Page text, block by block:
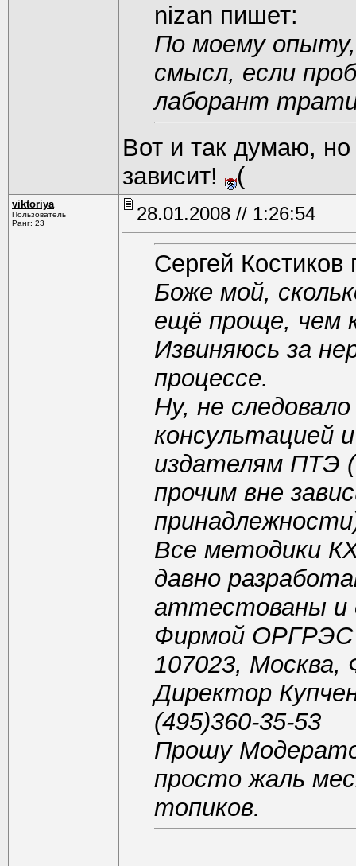
nizan пишет:
По моему
смысл, если
лаборант
Вот и так думаю,
зависит!
(
viktoriya
Пользователь
Ранг: 23
28.01.2008 // 1:26:54
Сергей Костиков
Боже мой,
ещё проще, чем
Извиняюсь за
процессе.
Ну, не
консультацией
издателям ПТЭ
прочим вне
Все методики
давно
аттестованы и
Фирмой ОРГРЭС
107023,
Директор
(495)360-35-53
Прошу
просто жаль
топиков.